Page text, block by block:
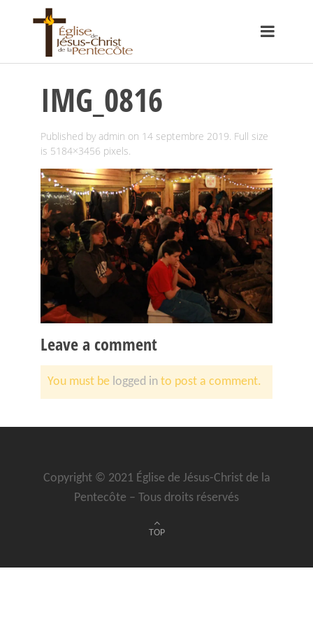
IMG_0816
Published by admin on 14 septembre 2019. Full size
is 5184×3456 pixels.
Leave a comment
You must be logged in to post a comment.
TOP
Copyright © 2021 Église de Jésus-Christ de la
Pentecôte – Tous droits réservés